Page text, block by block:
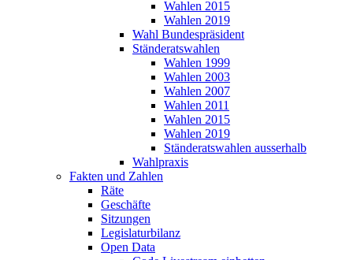
Wahlen 2015
Wahlen 2019
Wahl Bundespräsident
Ständeratswahlen
Wahlen 1999
Wahlen 2003
Wahlen 2007
Wahlen 2011
Wahlen 2015
Wahlen 2019
Ständeratswahlen ausserhalb
Wahlpraxis
Fakten und Zahlen
Räte
Geschäfte
Sitzungen
Legislaturbilanz
Open Data